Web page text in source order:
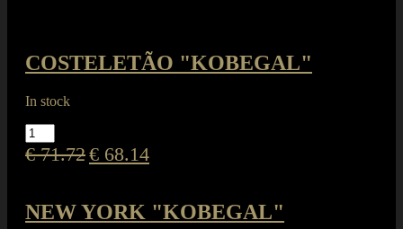
COSTELETÃO "KOBEGAL"
In stock
COSTELETÃO
"KOBEGAL"
quantity
€71.72€ 68.14
NEW YORK "KOBEGAL"